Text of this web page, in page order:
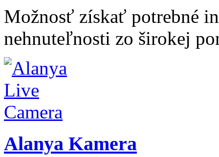
Možnosť získať potrebné
nehnuteľnosti zo širokej
Alanya Kamera